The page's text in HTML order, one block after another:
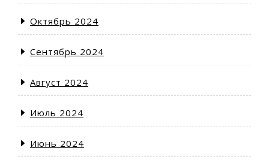
Октябрь 2024
Сентябрь 2024
Август 2024
Июль 2024
Июнь 2024